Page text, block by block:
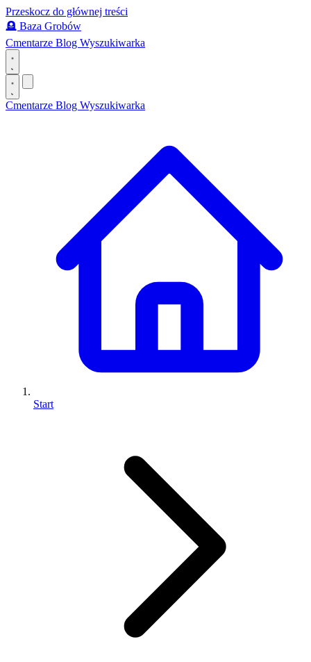
Przeskocz do głównej treści
🪦 Baza Grobów
Cmentarze Blog Wyszukiwarka
Cmentarze Blog Wyszukiwarka
Start